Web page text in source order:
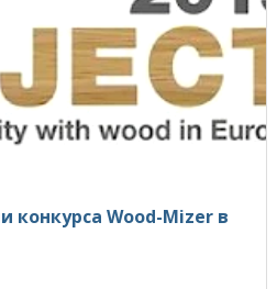
конкурса Wood-Mizer в